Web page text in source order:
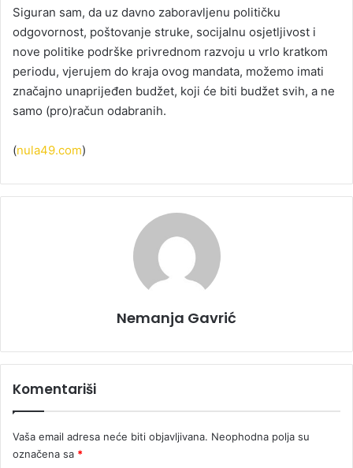
Siguran sam, da uz davno zaboravljenu političku
odgovornost, poštovanje struke, socijalnu osjetljivost i
nove politike podrške privrednom razvoju u vrlo kratkom
periodu, vjerujem do kraja ovog mandata, možemo imati
značajno unaprijeđen budžet, koji će biti budžet svih, a ne
samo (pro)račun odabranih.
(nula49.com)
Nemanja Gavrić
Komentariši
Vaša email adresa neće biti objavljivana. Neophodna polja su
označena sa *